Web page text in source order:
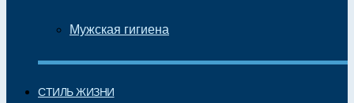
Мужская гигиена
СТИЛЬ ЖИЗНИ